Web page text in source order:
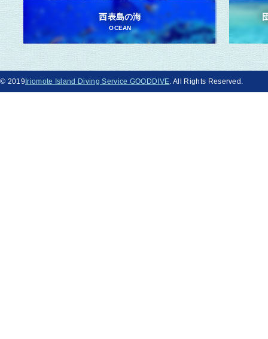
西表島の海
OCEAN
© 2019Iriomote Island Diving Service GOODDIVE . All Rights Reserved.